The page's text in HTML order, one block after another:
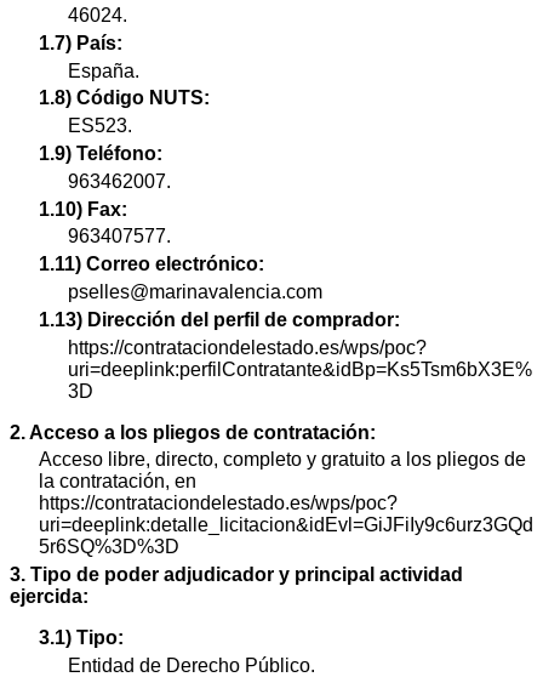
46024.
1.7) País:
España.
1.8) Código NUTS:
ES523.
1.9) Teléfono:
963462007.
1.10) Fax:
963407577.
1.11) Correo electrónico:
pselles@marinavalencia.com
1.13) Dirección del perfil de comprador:
https://contrataciondelestado.es/wps/poc?
uri=deeplink:perfilContratante&idBp=Ks5Tsm6bX3E%
3D
2. Acceso a los pliegos de contratación:
Acceso libre, directo, completo y gratuito a los pliegos de
la contratación, en
https://contrataciondelestado.es/wps/poc?
uri=deeplink:detalle_licitacion&idEvl=GiJFiIy9c6urz3GQd
5r6SQ%3D%3D
3. Tipo de poder adjudicador y principal actividad
ejercida:
3.1) Tipo:
Entidad de Derecho Público.